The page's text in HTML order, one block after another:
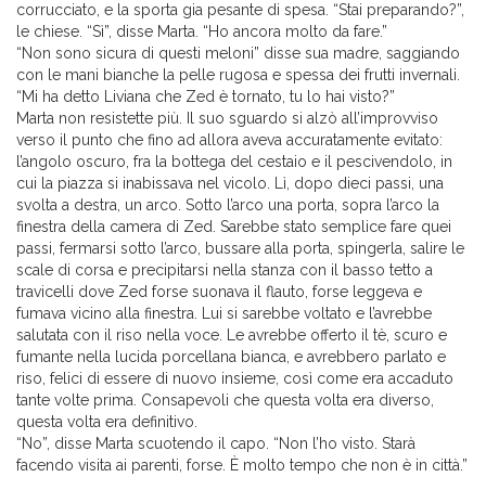
corrucciato, e la sporta gia pesante di spesa. “Stai preparando?”,
le chiese. “Sì”, disse Marta. “Ho ancora molto da fare.”
“Non sono sicura di questi meloni” disse sua madre, saggiando
con le mani bianche la pelle rugosa e spessa dei frutti invernali.
“Mi ha detto Liviana che Zed è tornato, tu lo hai visto?”
Marta non resistette più. Il suo sguardo si alzò all’improvviso
verso il punto che fino ad allora aveva accuratamente evitato:
l’angolo oscuro, fra la bottega del cestaio e il pescivendolo, in
cui la piazza si inabissava nel vicolo. Lì, dopo dieci passi, una
svolta a destra, un arco. Sotto l’arco una porta, sopra l’arco la
finestra della camera di Zed. Sarebbe stato semplice fare quei
passi, fermarsi sotto l’arco, bussare alla porta, spingerla, salire le
scale di corsa e precipitarsi nella stanza con il basso tetto a
travicelli dove Zed forse suonava il flauto, forse leggeva e
fumava vicino alla finestra. Lui si sarebbe voltato e l’avrebbe
salutata con il riso nella voce. Le avrebbe offerto il tè, scuro e
fumante nella lucida porcellana bianca, e avrebbero parlato e
riso, felici di essere di nuovo insieme, così come era accaduto
tante volte prima. Consapevoli che questa volta era diverso,
questa volta era definitivo.
“No”, disse Marta scuotendo il capo. “Non l’ho visto. Starà
facendo visita ai parenti, forse. È molto tempo che non è in città.”